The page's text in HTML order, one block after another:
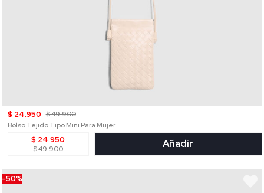
$ 24.950 $ 49.900
Bolso Tejido Tipo Mini Para Mujer
$ 24.950
$ 49.900 Añadir
-50%